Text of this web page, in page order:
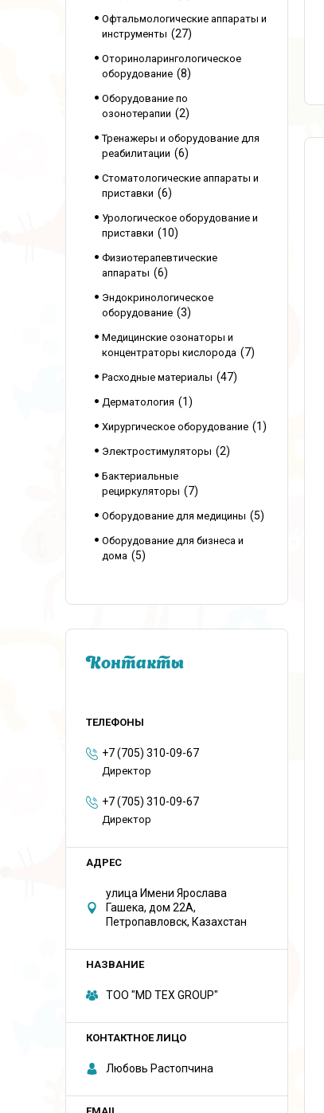
Офтальмологические аппараты и
инструменты
27
Оториноларингологическое
оборудование
8
Оборудование по
озонотерапии
2
Тренажеры и оборудование для
реабилитации
6
Стоматологические аппараты и
приставки
6
Урологическое оборудование и
приставки
10
Физиотерапевтические
аппараты
6
Эндокринологическое
оборудование
3
Медицинские озонаторы и
концентраторы кислорода
7
Расходные материалы 47
Дерматология 1
Хирургическое оборудование 1
Электростимуляторы 2
Бактериальные
рециркуляторы
7
Оборудование для медицины 5
Оборудование для бизнеса и
дома
5
Контакты
+7 (705) 310-09-67
Директор
+7 (705) 310-09-67
Директор
улица Имени Ярослава
Гашека, дом 22А,
Петропавловск, Казахстан
ТОО "MD TEX GROUP"
Любовь Растопчина